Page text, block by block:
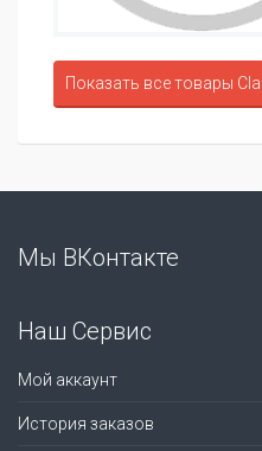
Показать все товары
Мы ВКонтакте
Наш Сервис
Мой аккаунт
История заказов